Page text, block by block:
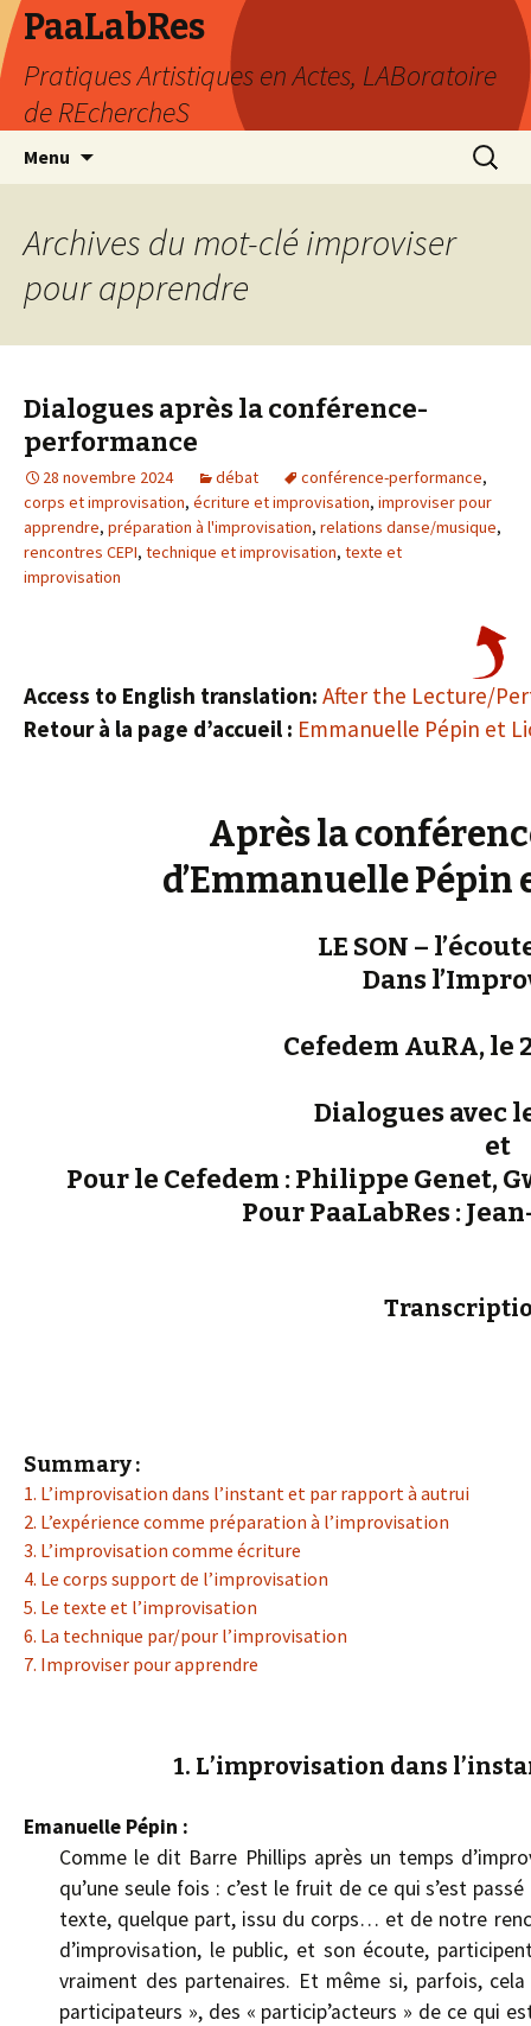
PaaLabRes
Pratiques Artistiques en Actes, LABoratoire
de REchercheS
Menu
principal
Archives du mot-clé improviser
pour apprendre
Dialogues après la conférence-
performance
28 novembre 2024 débat conférence-performance,
corps et improvisation, écriture et improvisation, improviser pour
apprendre, préparation à l'improvisation, relations danse/musique,
rencontres CEPI, technique et improvisation, texte et
improvisation
Access to English translation: After the Lecture/
Retour à la page d’accueil : Emmanuelle Pépin et
Après la
d’Emmanuelle Pépin
LE SON –
Dans
Cefedem AuRA, le
Dialogues avec
et
Pour le Cefedem : Philippe Genet,
Pour PaaLabRes :
Summary :
1. L’improvisation dans l’instant et par rapport à autrui
2. L’expérience comme préparation à l’improvisation
3. L’improvisation comme écriture
4. Le corps support de l’improvisation
5. Le texte et l’improvisation
6. La technique par/pour l’improvisation
7. Improviser pour apprendre
1. L’improvisation dans
Emanuelle Pépin :
Comme le dit Barre Phillips après un temps
qu’une seule fois : c’est le fruit de ce qui s’est
texte, quelque part, issu du corps… et de notre
d’improvisation, le public, et son écoute,
vraiment des partenaires. Et même si, parfois,
participateurs », des « particip’acteurs » de ce qui